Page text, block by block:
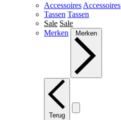
Accessoires Accessoires
Tassen Tassen
Sale Sale
Merken
Merken
Terug